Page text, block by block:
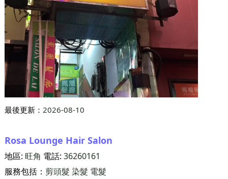
最後更新： 2026-08-10
Rosa Lounge Hair Salon
地區: 旺角 電話: 36260161
服務包括： 剪頭髮 染髮 電髮